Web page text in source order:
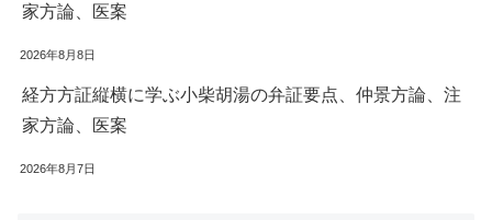
家方論、医案
2026年8月8日
経方方証縦横に学ぶ小柴胡湯の弁証要点、仲景方論、注
家方論、医案
2026年8月7日